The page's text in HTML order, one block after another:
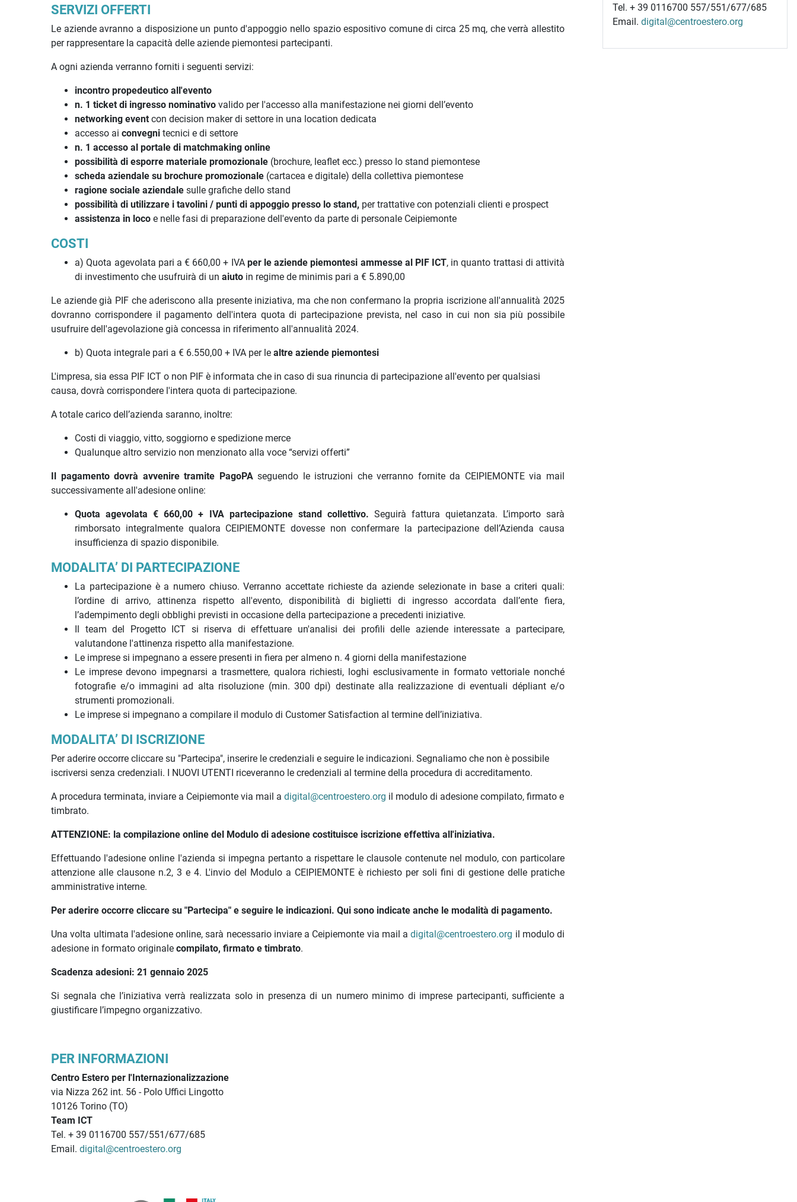
SERVIZI OFFERTI
Le aziende avranno a disposizione un punto d'appoggio nello spazio espositivo comune di circa 25 mq, che verrà allestito
per rappresentare la capacità delle aziende piemontesi partecipanti.
A ogni azienda verranno forniti i seguenti servizi:
incontro propedeutico all'evento
n. 1 ticket di ingresso nominativo valido per l'accesso alla manifestazione nei giorni dell’evento
networking event con decision maker di settore in una location dedicata
accesso aiconvegni tecnici e di settore
n. 1 accesso al portale di matchmaking online
possibilità di esporre materiale promozionale (brochure, leaflet ecc.) presso lo stand piemontese
scheda aziendale su brochure promozionale (cartacea e digitale) della collettiva piemontese
ragione sociale aziendalesulle grafiche dello stand
possibilità di utilizzare i tavolini / punti di appoggio presso lo stand, per trattative con potenziali clienti e prospect
assistenza in loco e nelle fasi di preparazione dell'evento da parte di personale Ceipiemonte
COSTI
a) Quota agevolata pari a € 660,00 + IVA per le aziende piemontesi ammesse al PIF ICT, in quanto trattasi di attività
di investimento che usufruirà di unaiuto in regime de minimis pari a € 5.890,00
Le aziende già PIF che aderiscono alla presente iniziativa, ma che non confermano la propria iscrizione all'annualità 2025
dovranno corrispondere il pagamento dell'intera quota di partecipazione prevista, nel caso in cui non sia più possibile
usufruire dell'agevolazione già concessa in riferimento all'annualità 2024.
b) Quota integrale pari a € 6.550,00 + IVA per lealtre aziende piemontesi
L'impresa, sia essa PIF ICT o non PIF è informata che in caso di sua rinuncia di partecipazione all'evento per qualsiasi
causa, dovrà corrispondere l'intera quota di partecipazione.
A totale carico dell’azienda saranno, inoltre:
Costi di viaggio, vitto, soggiorno e spedizione merce
Qualunque altro servizio non menzionato alla voce “servizi offerti”
Il pagamento dovrà avvenire tramite PagoPAseguendo le istruzioni che verranno fornite da CEIPIEMONTE via mail
successivamente all'adesione online:
Quota agevolata € 660,00 + IVA partecipazione stand collettivo. Seguirà fattura quietanzata. L’importo sarà
rimborsato integralmente qualora CEIPIEMONTE dovesse non confermare la partecipazione dell’Azienda causa
insufficienza di spazio disponibile.
MODALITA’ DI PARTECIPAZIONE
La partecipazione è a numero chiuso. Verranno accettate richieste da aziende selezionate in base a criteri quali:
l’ordine di arrivo, attinenza rispetto all'evento, disponibilità di biglietti di ingresso accordata dall’ente fiera,
l’adempimento degli obblighi previsti in occasione della partecipazione a precedenti iniziative.
Il team del Progetto ICT si riserva di effettuare un'analisi dei profili delle aziende interessate a partecipare,
valutandone l'attinenza rispetto alla manifestazione.
Le imprese si impegnano a essere presenti in fiera per almeno n. 4 giorni della manifestazione
Le imprese devono impegnarsi a trasmettere, qualora richiesti, loghi esclusivamente in formato vettoriale nonché
fotografie e/o immagini ad alta risoluzione (min. 300 dpi) destinate alla realizzazione di eventuali dépliant e/o
strumenti promozionali.
Le imprese si impegnano a compilare il modulo di Customer Satisfaction al termine dell’iniziativa.
MODALITA’ DI ISCRIZIONE
Per aderire occorre cliccare su "Partecipa", inserire le credenziali e seguire le indicazioni. Segnaliamo che non è possibile
iscriversi senza credenziali. I NUOVI UTENTI riceveranno le credenziali al termine della procedura di accreditamento.
A procedura terminata, inviare a Ceipiemonte via mail adigital@centroestero.org il modulo di adesione compilato, firmato e
timbrato.
ATTENZIONE: la compilazione online del Modulo di adesione costituisce iscrizione effettiva all'iniziativa.
Effettuando l'adesione online l'azienda si impegna pertanto a rispettare le clausole contenute nel modulo, con particolare
attenzione alle clausone n.2, 3 e 4. L'invio del Modulo a CEIPIEMONTE è richiesto per soli fini di gestione delle pratiche
amministrative interne.
Per aderire occorre cliccare su "Partecipa" e seguire le indicazioni. Qui sono indicate anche le modalità di pagamento.
Una volta ultimata l'adesione online, sarà necessario inviare a Ceipiemonte via mail adigital@centroestero.org il modulo di
adesione in formato originalecompilato, firmato e timbrato.
Scadenza adesioni: 21 gennaio 2025
Si segnala che l’iniziativa verrà realizzata solo in presenza di un numero minimo di imprese partecipanti, sufficiente a
giustificare l’impegno organizzativo.
PER INFORMAZIONI
Centro Estero per l'Internazionalizzazione
via Nizza 262 int. 56 - Polo Uffici Lingotto
10126 Torino (TO)
Team ICT
Tel. + 39 0116700 557/551/677/685
Email.digital@centroestero.org
Tel. + 39 0116700 557/551/677/685
Email. digital@centroestero.org